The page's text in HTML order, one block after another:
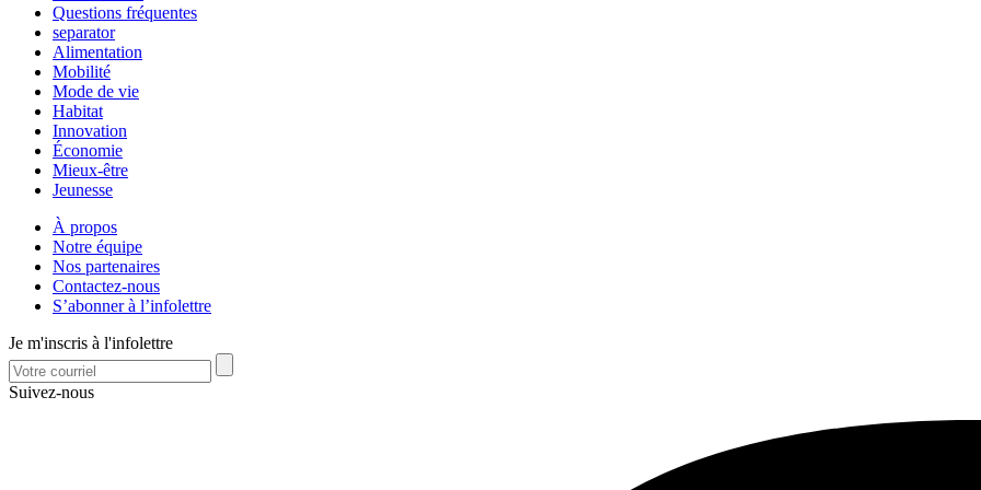
Questions fréquentes
separator
Alimentation
Mobilité
Mode de vie
Habitat
Innovation
Économie
Mieux-être
Jeunesse
À propos
Notre équipe
Nos partenaires
Contactez-nous
S’abonner à l’infolettre
Je m'inscris à l'infolettre
Suivez-nous